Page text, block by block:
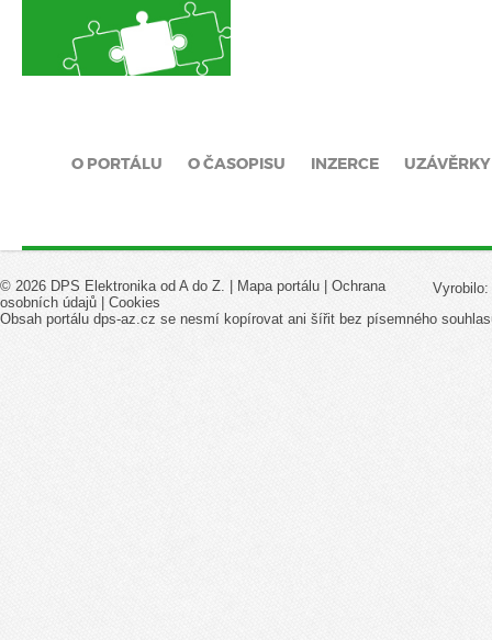
O PORTÁLU O ČASOPISU INZERCE UZÁVĚRKY
Vyrobilo:
© 2026 DPS Elektronika od A do Z. | Mapa portálu | Ochrana
osobních údajů | Cookies
Obsah portálu dps-az.cz se nesmí kopírovat ani šířit bez písemného